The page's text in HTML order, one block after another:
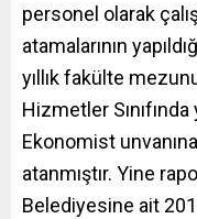
personel olarak
atamalarının
yıllık fakülte
Hizmetler
Ekonomist
atanmıştır. Yine
Belediyesine ait